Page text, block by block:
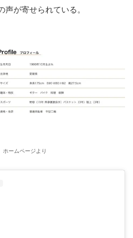
声が寄せられている。
ホームページより